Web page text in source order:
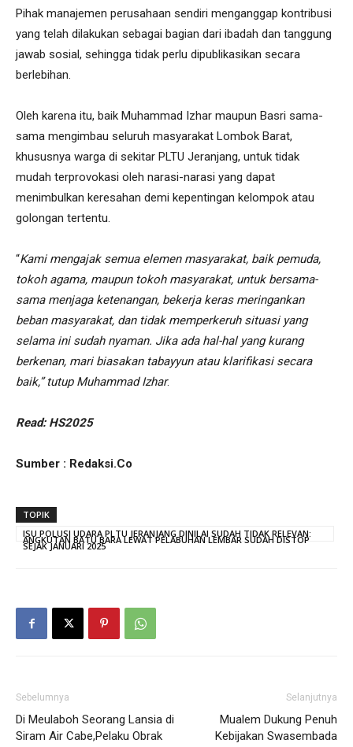
Pihak manajemen perusahaan sendiri menganggap kontribusi
yang telah dilakukan sebagai bagian dari ibadah dan tanggung
jawab sosial, sehingga tidak perlu dipublikasikan secara
berlebihan.
Oleh karena itu, baik Muhammad Izhar maupun Basri sama-
sama mengimbau seluruh masyarakat Lombok Barat,
khususnya warga di sekitar PLTU Jeranjang, untuk tidak
mudah terprovokasi oleh narasi-narasi yang dapat
menimbulkan keresahan demi kepentingan kelompok atau
golongan tertentu.
“Kami mengajak semua elemen masyarakat, baik pemuda,
tokoh agama, maupun tokoh masyarakat, untuk bersama-
sama menjaga ketenangan, bekerja keras meringankan
beban masyarakat, dan tidak memperkeruh situasi yang
selama ini sudah nyaman. Jika ada hal-hal yang kurang
berkenan, mari biasakan tabayyun atau klarifikasi secara
baik,” tutup Muhammad Izhar.
Read: HS2025
Sumber : Redaksi.Co
TOPIK
ISU POLUSI UDARA PLTU JERANJANG DINILAI SUDAH TIDAK RELEVAN:
ANGKUTAN BATU BARA LEWAT PELABUHAN LEMBAR SUDAH DISTOP
SEJAK JANUARI 2025
Sebelumnya
Di Meulaboh Seorang Lansia di
Siram Air Cabe,Pelaku Obrak
Selanjutnya
Mualem Dukung Penuh
Kebijakan Swasembada